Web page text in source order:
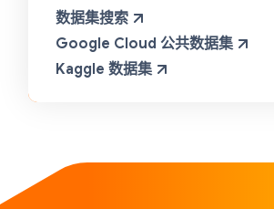
数据集搜索
Google Cloud 公共数据集
Kaggle 数据集